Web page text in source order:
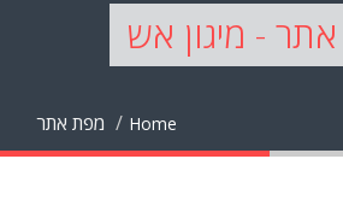
- מיגון אש
Home מפת אתר